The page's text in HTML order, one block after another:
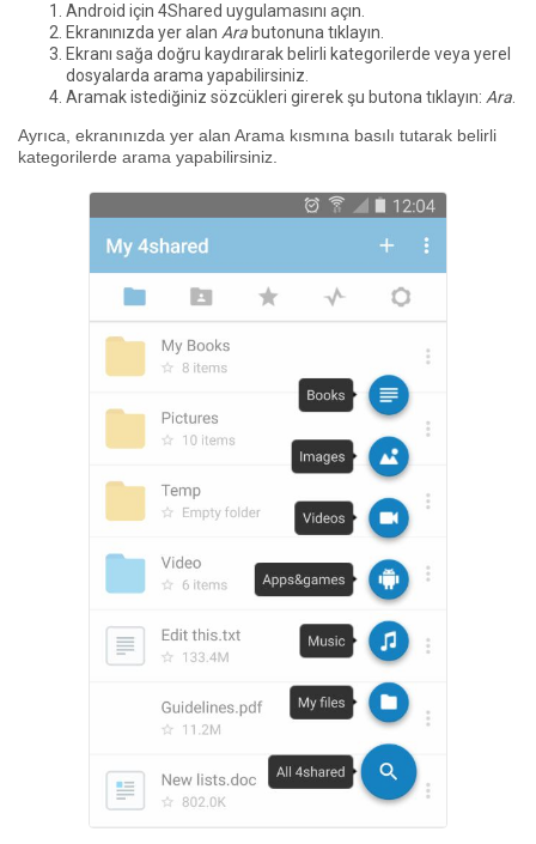
Android için 4Shared uygulamasını açın.
Ekranınızda yer alan Ara butonuna tıklayın.
Ekranı sağa doğru kaydırarak belirli kategorilerde veya yerel
dosyalarda arama yapabilirsiniz.
Aramak istediğiniz sözcükleri girerek şu butona tıklayın: Ara
Ayrıca, ekranınızda yer alan Arama kısmına basılı tutarak belirli
kategorilerde arama yapabilirsiniz.